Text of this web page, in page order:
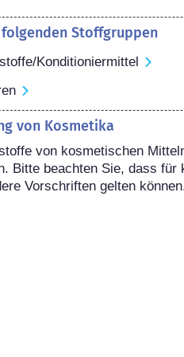
Stoffgruppen
Konditioniermittel
von Kosmetika
von kosmetischen
Bitte beachten Sie, dass
Vorschriften gelten